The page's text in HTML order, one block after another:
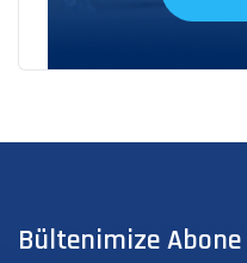
Bültenimize Abone